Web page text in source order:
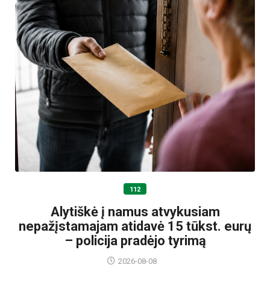
112
Alytiškė į namus atvykusiam
nepažįstamajam atidavė 15 tūkst. eurų
– policija pradėjo tyrimą
2026-08-08